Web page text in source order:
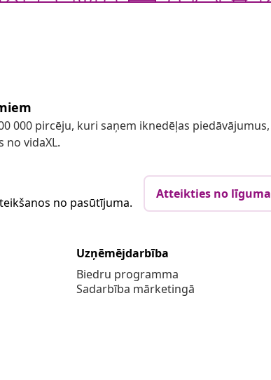
000 pircēju, kuri saņem iknedēļas piedāvājumus,
no vidaXL.
no pasūtījuma.
Atteikties no līguma
Uzņēmējdarbība
Biedru programma
Sadarbība mārketingā